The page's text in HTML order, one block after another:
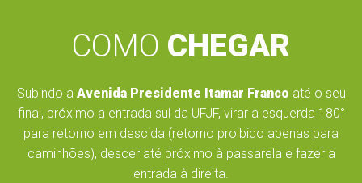
COMO CHEGAR
Subindo a Avenida Presidente Itamar Franco até o seu
final, próximo a entrada sul da UFJF, virar a esquerda 180°
para retorno em descida (retorno proibido apenas para
caminhões), descer até próximo à passarela e fazer a
entrada à direita.